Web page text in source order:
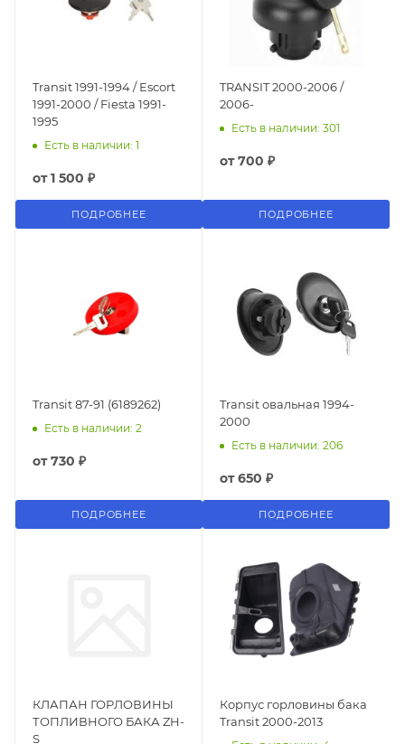
Transit 1991-1994 / Escort
1991-2000 / Fiesta 1991-
1995
Есть в наличии: 1
от1 500 ₽
ПОДРОБНЕЕ
TRANSIT 2000-2006 /
2006-
Есть в наличии: 301
от700 ₽
ПОДРОБНЕЕ
Transit 87-91 (6189262)
Есть в наличии: 2
от730 ₽
ПОДРОБНЕЕ
Transit овальная 1994-
2000
Есть в наличии: 206
от650 ₽
ПОДРОБНЕЕ
КЛАПАН ГОРЛОВИНЫ
ТОПЛИВНОГО БАКА ZH-
S
Корпус горловины бака
Transit 2000-2013